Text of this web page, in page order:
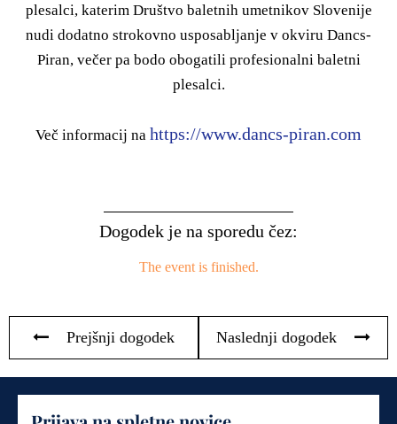
plesalci, katerim Društvo baletnih umetnikov Slovenije
nudi dodatno strokovno usposabljanje v okviru Dancs-
Piran, večer pa bodo obogatili profesionalni baletni
plesalci.
Več informacij na https://www.dancs-piran.com
Dogodek je na sporedu čez:
The event is finished.
Prejšnji dogodek Naslednji dogodek